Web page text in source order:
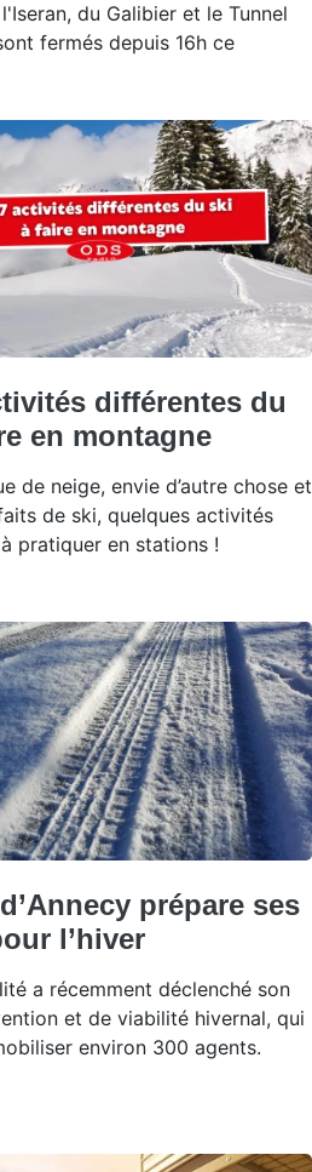
du Galibier et le Tunnel
fermés depuis 16h ce
différentes du
en montagne
de neige, envie d’autre chose et
de ski, quelques activités
pratiquer en stations !
prépare ses
l’hiver
a récemment déclenché son
et de viabilité hivernal, qui
environ 300 agents.